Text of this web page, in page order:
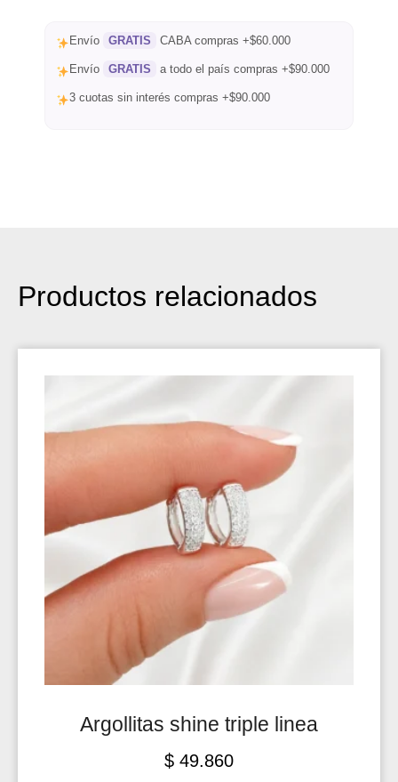
Envío GRATIS CABA compras +$60.000
Envío GRATIS a todo el país compras +$90.000
3 cuotas sin interés compras +$90.000
Productos relacionados
Argollitas shine triple linea
$ 49.860